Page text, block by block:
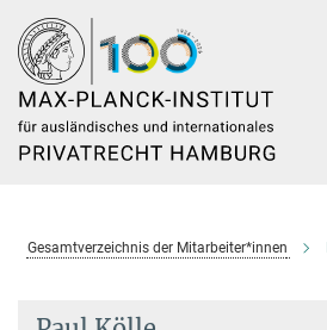
Hauptinhalt
Gesamtverzeichnis der Mitarbeiter*innen